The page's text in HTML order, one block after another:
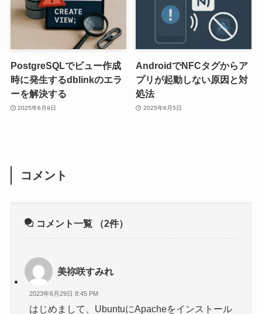
PostgreSQLでビュー作成
時に発生するdblinkのエラ
ーを解決する
2025年6月9日
AndroidでNFCタグからア
プリが起動しない原因と対
処法
2025年6月5日
コメント
コメント一覧 （2件）
美祢咲すみれ
2023年6月29日 8:45 PM
はじめまして、UbuntuにApacheをインストール